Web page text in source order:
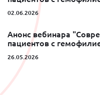
02.06.2026
Анонс вебинара
пациентов с
26.05.2026